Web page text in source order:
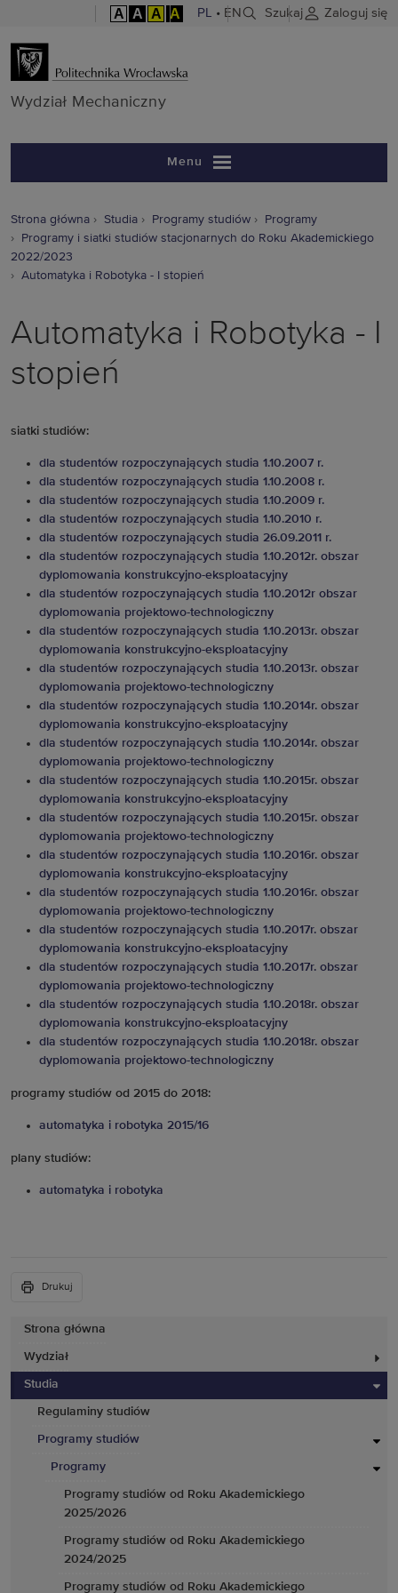
A A A A PL • EN Szukaj Zaloguj się
Wydział
Wydział Mechaniczny
Menu
Strona główna
Wydział
Studia
Regulaminy studiów
Programy studiów
Programy
Programy studiów od Roku Akademickiego
2025/2026
Programy studiów od Roku Akademickiego
2024/2025
Programy studiów od Roku Akademickiego
Strona główna Studia Programy studiów
Programy
Programy i siatki studiów stacjonarnych do Roku Akademickiego
2022/2023
Automatyka i Robotyka - I stopień
Automatyka i Robotyka - I
stopień
siatki studiów:
dla studentów rozpoczynających studia 1.10.2007 r.
dla studentów rozpoczynających studia 1.10.2008 r.
dla studentów rozpoczynających studia 1.10.2009 r.
dla studentów rozpoczynających studia 1.10.2010 r.
dla studentów rozpoczynających studia 26.09.2011 r.
dla studentów rozpoczynających studia 1.10.2012r. obszar
dyplomowania konstrukcyjno-eksploatacyjny
dla studentów rozpoczynających studia 1.10.2012r obszar
dyplomowania projektowo-technologiczny
dla studentów rozpoczynających studia 1.10.2013r. obszar
dyplomowania konstrukcyjno-eksploatacyjny
dla studentów rozpoczynających studia 1.10.2013r. obszar
dyplomowania projektowo-technologiczny
dla studentów rozpoczynających studia 1.10.2014r. obszar
dyplomowania konstrukcyjno-eksploatacyjny
dla studentów rozpoczynających studia 1.10.2014r. obszar
dyplomowania projektowo-technologiczny
dla studentów rozpoczynających studia 1.10.2015r. obszar
dyplomowania konstrukcyjno-eksploatacyjny
dla studentów rozpoczynających studia 1.10.2015r. obszar
dyplomowania projektowo-technologiczny
dla studentów rozpoczynających studia 1.10.2016r. obszar
dyplomowania konstrukcyjno-eksploatacyjny
dla studentów rozpoczynających studia 1.10.2016r. obszar
dyplomowania projektowo-technologiczny
dla studentów rozpoczynających studia 1.10.2017r. obszar
dyplomowania konstrukcyjno-eksploatacyjny
dla studentów rozpoczynających studia 1.10.2017r. obszar
dyplomowania projektowo-technologiczny
dla studentów rozpoczynających studia 1.10.2018r. obszar
dyplomowania konstrukcyjno-eksploatacyjny
dla studentów rozpoczynających studia 1.10.2018r. obszar
dyplomowania projektowo-technologiczny
programy studiów od 2015 do 2018:
automatyka i robotyka 2015/16
plany studiów:
automatyka i robotyka
Drukuj